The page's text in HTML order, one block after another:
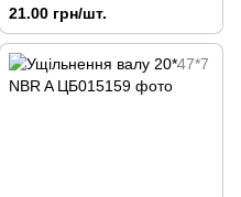
21.00 грн/шт.